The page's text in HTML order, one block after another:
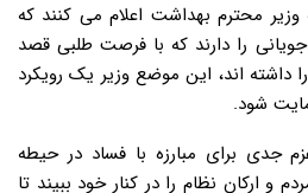
وزیر محترم بهداشت اعلام می کنند که
را دارند که با فرصت طلبی قصد
داشته اند، این موضع وزیر یک رویکرد
شود.
جدی برای مبارزه با فساد در حیطه
و ارکان نظام را در کنار خود ببیند تا